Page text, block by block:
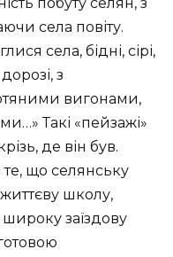
села повіту.
села, бідні, сірі,
з
вигонами,
Такі «пейзажі»
де він був.
що селянську
школу,
заїздову